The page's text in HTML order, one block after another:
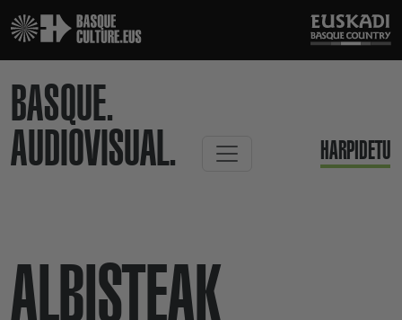
BASQUE.
AUDIOVISUAL.
HARPIDETU
ALBISTEAK